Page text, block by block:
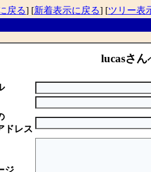
戻る] [新着表示に戻る] [ツリー表
lucasさん
ドレス
ジ